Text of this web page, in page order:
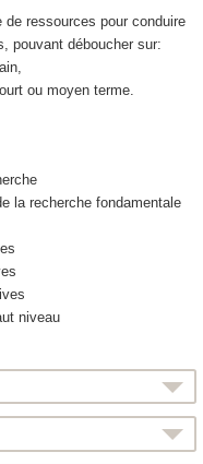
ressources pour conduire
pouvant déboucher sur:
ou moyen terme.
la recherche fondamentale
niveau